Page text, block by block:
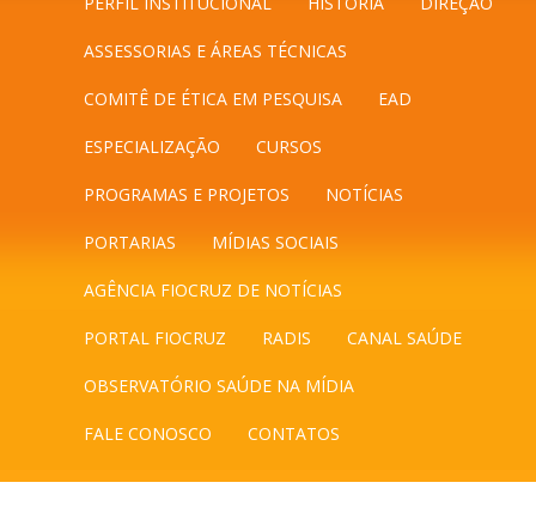
ASSESSORIAS E ÁREAS TÉCNICAS
COMITÊ DE ÉTICA EM PESQUISA EAD
ESPECIALIZAÇÃO CURSOS
PROGRAMAS E PROJETOS NOTÍCIAS
PORTARIAS MÍDIAS SOCIAIS
AGÊNCIA FIOCRUZ DE NOTÍCIAS
PORTAL FIOCRUZ RADIS CANAL SAÚDE
OBSERVATÓRIO SAÚDE NA MÍDIA
FALE CONOSCO CONTATOS